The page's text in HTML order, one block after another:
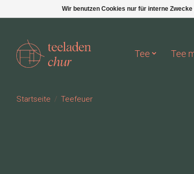
Tee Tee
Startseite / Teefeuer
Wir benutzen Cookies nur für interne